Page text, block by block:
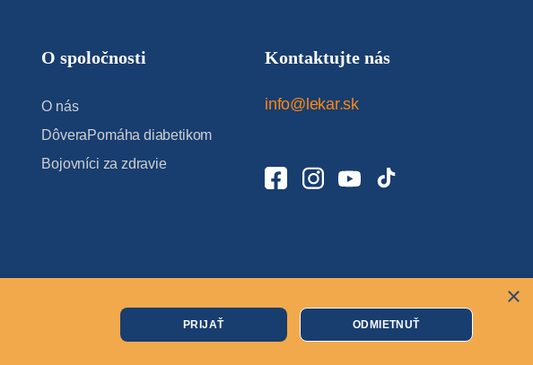
O spoločnosti
O nás
DôveraPomáha diabetikom
Bojovníci za zdravie
Kontaktujte nás
info@lekar.sk
Cookies
×
PRIJAŤ ODMIETNUŤ